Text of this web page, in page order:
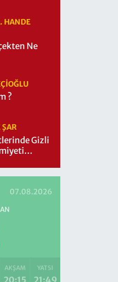
HANDE
Ne
?
ŞAR
Gizli
07.08.2026
AKŞAM YATSI